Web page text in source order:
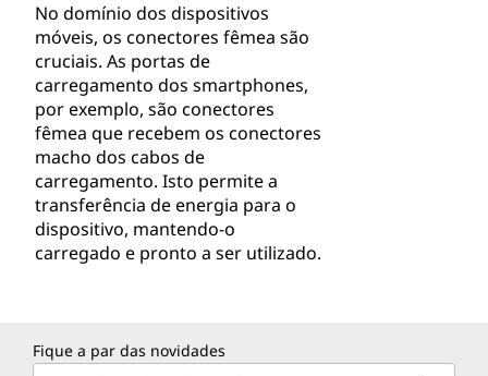
No domínio dos dispositivos
móveis, os conectores fêmea são
cruciais. As portas de
carregamento dos smartphones,
por exemplo, são conectores
fêmea que recebem os conectores
macho dos cabos de
carregamento. Isto permite a
transferência de energia para o
dispositivo, mantendo-o
carregado e pronto a ser utilizado.
Fique a par das novidades